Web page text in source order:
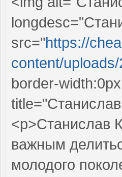
src="https://
content/
border-
<p>Станислав
важным
молодого